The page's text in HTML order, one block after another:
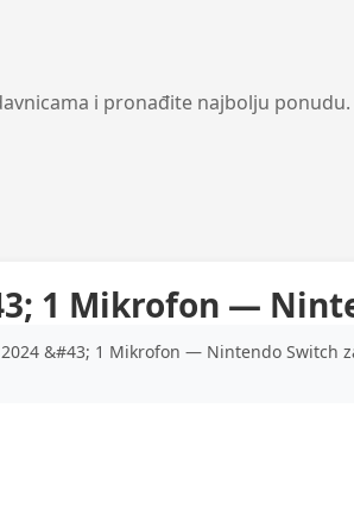
i pronađite najbolju ponudu.
1 Mikrofon —
&#43; 1 Mikrofon — Nintendo Switch